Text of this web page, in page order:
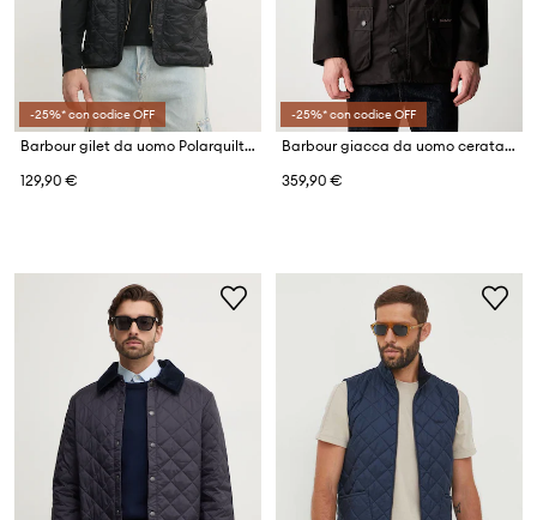
-25%* con codice OFF
Barbour gilet da uomo Polarquilt Waistcoat/Zip-In Liner
129,90 €
-25%* con codice OFF
Barbour giacca da uomo cerata Ashby Wax Jacket
359,90 €